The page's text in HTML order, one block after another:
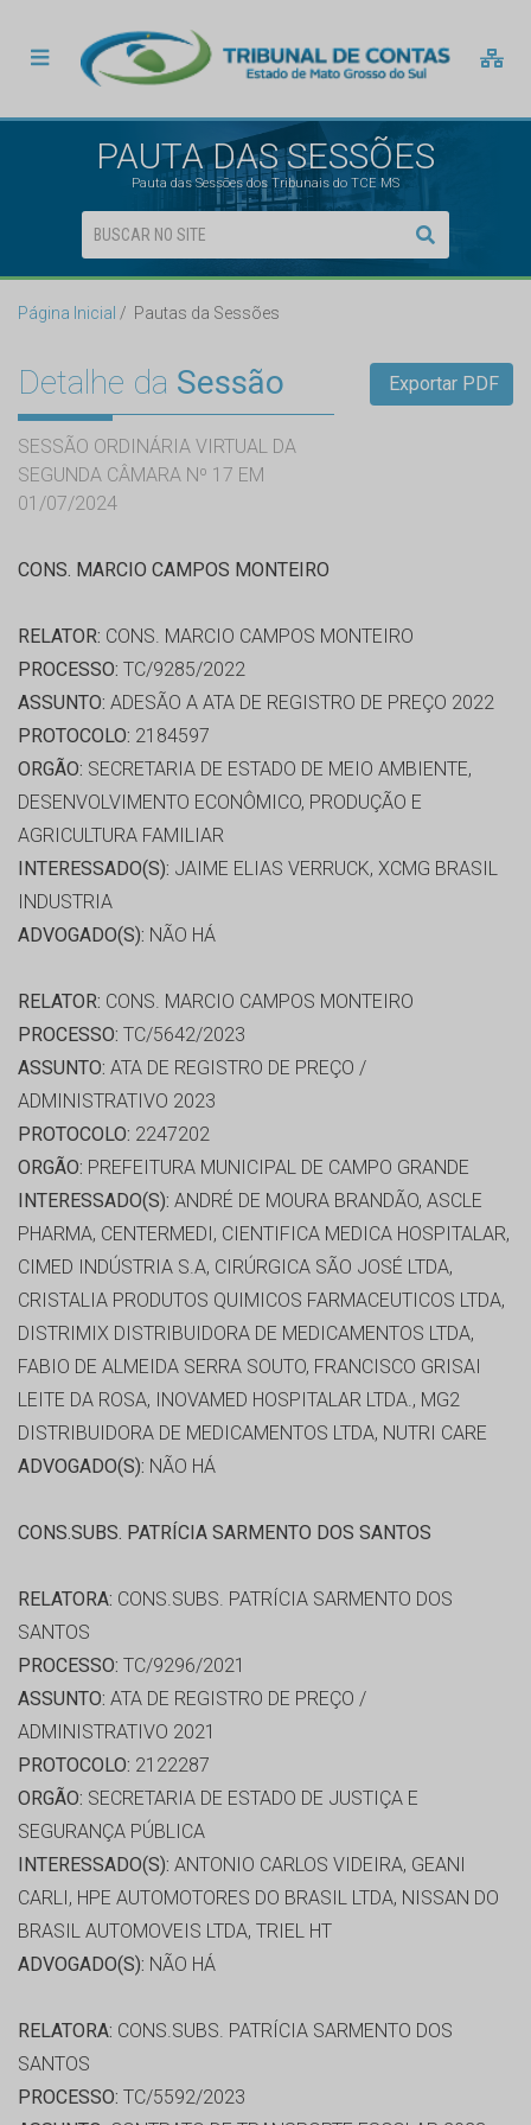
PAUTA DAS SESSÕES
Pauta das Sessões dos Tribunais do TCE MS
Página Inicial Pautas da Sessões
Detalhe da Sessão
SESSÃO ORDINÁRIA VIRTUAL DA
SEGUNDA CÂMARA Nº 17 EM
01/07/2024
Exportar PDF
CONS. MARCIO CAMPOS MONTEIRO
RELATOR: CONS. MARCIO CAMPOS MONTEIRO
PROCESSO: TC/9285/2022
ASSUNTO: ADESÃO A ATA DE REGISTRO DE PREÇO 2022
PROTOCOLO: 2184597
ORGÃO: SECRETARIA DE ESTADO DE MEIO AMBIENTE,
DESENVOLVIMENTO ECONÔMICO, PRODUÇÃO E
AGRICULTURA FAMILIAR
INTERESSADO(S): JAIME ELIAS VERRUCK, XCMG BRASIL
INDUSTRIA
ADVOGADO(S): NÃO HÁ
RELATOR: CONS. MARCIO CAMPOS MONTEIRO
PROCESSO: TC/5642/2023
ASSUNTO: ATA DE REGISTRO DE PREÇO /
ADMINISTRATIVO 2023
PROTOCOLO: 2247202
ORGÃO: PREFEITURA MUNICIPAL DE CAMPO GRANDE
INTERESSADO(S): ANDRÉ DE MOURA BRANDÃO, ASCLE
PHARMA, CENTERMEDI, CIENTIFICA MEDICA HOSPITALAR,
CIMED INDÚSTRIA S.A, CIRÚRGICA SÃO JOSÉ LTDA,
CRISTALIA PRODUTOS QUIMICOS FARMACEUTICOS LTDA,
DISTRIMIX DISTRIBUIDORA DE MEDICAMENTOS LTDA,
FABIO DE ALMEIDA SERRA SOUTO, FRANCISCO GRISAI
LEITE DA ROSA, INOVAMED HOSPITALAR LTDA., MG2
DISTRIBUIDORA DE MEDICAMENTOS LTDA, NUTRI CARE
ADVOGADO(S): NÃO HÁ
CONS.SUBS. PATRÍCIA SARMENTO DOS SANTOS
RELATORA: CONS.SUBS. PATRÍCIA SARMENTO DOS
SANTOS
PROCESSO: TC/9296/2021
ASSUNTO: ATA DE REGISTRO DE PREÇO /
ADMINISTRATIVO 2021
PROTOCOLO: 2122287
ORGÃO: SECRETARIA DE ESTADO DE JUSTIÇA E
SEGURANÇA PÚBLICA
INTERESSADO(S): ANTONIO CARLOS VIDEIRA, GEANI
CARLI, HPE AUTOMOTORES DO BRASIL LTDA, NISSAN DO
BRASIL AUTOMOVEIS LTDA, TRIEL HT
ADVOGADO(S): NÃO HÁ
RELATORA: CONS.SUBS. PATRÍCIA SARMENTO DOS
SANTOS
PROCESSO: TC/5592/2023